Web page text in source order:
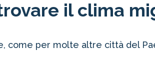
il clima
come per molte altre città del